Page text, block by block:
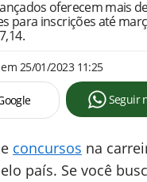
oferecem mais
para inscrições até
25/01/2023 11:25
Seguir
concursos na
país. Se você